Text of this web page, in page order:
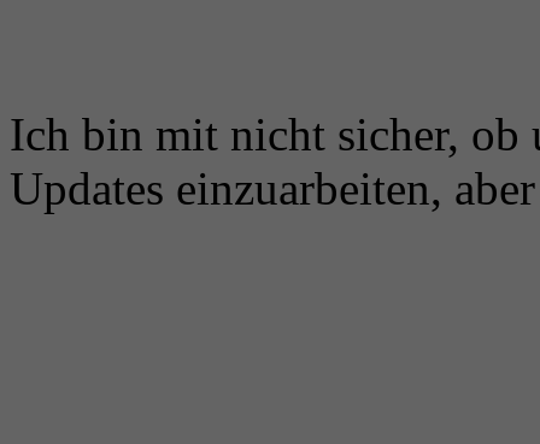
Ich bin mit nicht sicher, ob
Updates einzuarbeiten,